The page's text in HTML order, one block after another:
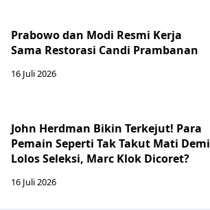
Prabowo dan Modi Resmi Kerja
Sama Restorasi Candi Prambanan
16 Juli 2026
John Herdman Bikin Terkejut! Para
Pemain Seperti Tak Takut Mati Demi
Lolos Seleksi, Marc Klok Dicoret?
16 Juli 2026